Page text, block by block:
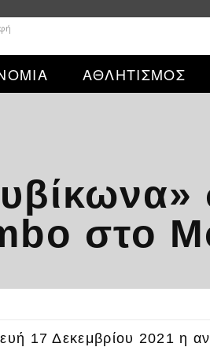
ΑΘΛΗΤΙΣΜΟΣ
στο
17 Δεκεμβρίου 2021 η